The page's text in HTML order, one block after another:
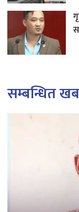
सम्बन्धित